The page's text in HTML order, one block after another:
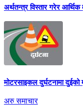
अर्थतन्त्र विस्तार गरेर आर्थिक
मोटरसाइकल दुर्घटनामा दुईको
अरु समाचार